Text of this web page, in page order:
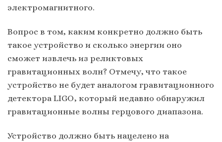
электромагнитного.
Вопрос в том, каким конкретно должно быть
такое устройство и сколько энергии оно
сможет извлечь из реликтовых
гравитационных волн? Отмечу, что такое
устройство не будет аналогом гравитационного
детектора LIGO, который недавно обнаружил
гравитационные волны герцового диапазона.
Устройство должно быть нацелено на